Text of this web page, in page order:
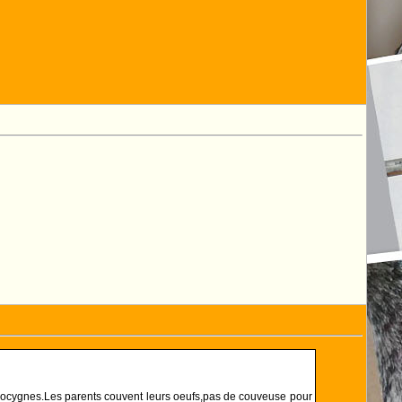
parents couvent leurs oeufs,pas de couveuse pour